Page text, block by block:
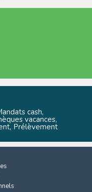
cash,
vacances,
Prélèvement